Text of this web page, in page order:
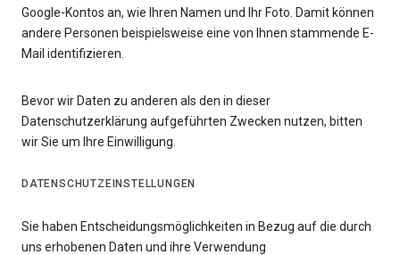
Google-Kontos an, wie Ihren Namen und Ihr Foto. Damit können
andere Personen beispielsweise eine von Ihnen stammende E-
Mail identifizieren.
Bevor wir Daten zu anderen als den in dieser
Datenschutzerklärung aufgeführten Zwecken nutzen, bitten
wir Sie um Ihre Einwilligung.
DATENSCHUTZEINSTELLUNGEN
Sie haben Entscheidungsmöglichkeiten in Bezug auf die durch
uns erhobenen Daten und ihre Verwendung